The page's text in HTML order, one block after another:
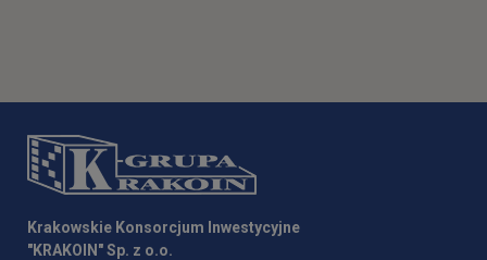
Krakowskie Konsorcjum Inwestycyjne
"KRAKOIN" Sp. z o.o.